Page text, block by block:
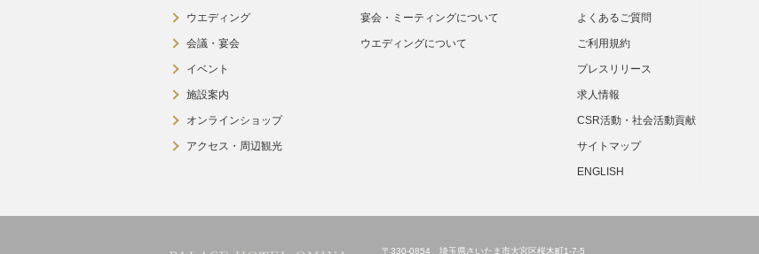
ウエディング
会議・宴会
イベント
施設案内
オンラインショップ
アクセス・周辺観光
宴会・ミーティングについて
ウエディングについて
よくあるご質問
ご利用規約
プレスリリース
求人情報
CSR活動・社会活動貢献
サイトマップ
ENGLISH
〒330-0854 埼玉県さいたま市大宮区桜木町1-7-5